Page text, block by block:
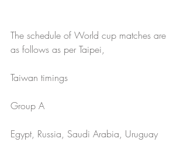
The schedule of World cup matches are
as follows as per Taipei,
Taiwan timings
Group A
Egypt, Russia, Saudi Arabia, Uruguay